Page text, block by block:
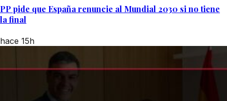
PP pide que España renuncie al Mundial 2030 si no tiene
la final
hace 15h